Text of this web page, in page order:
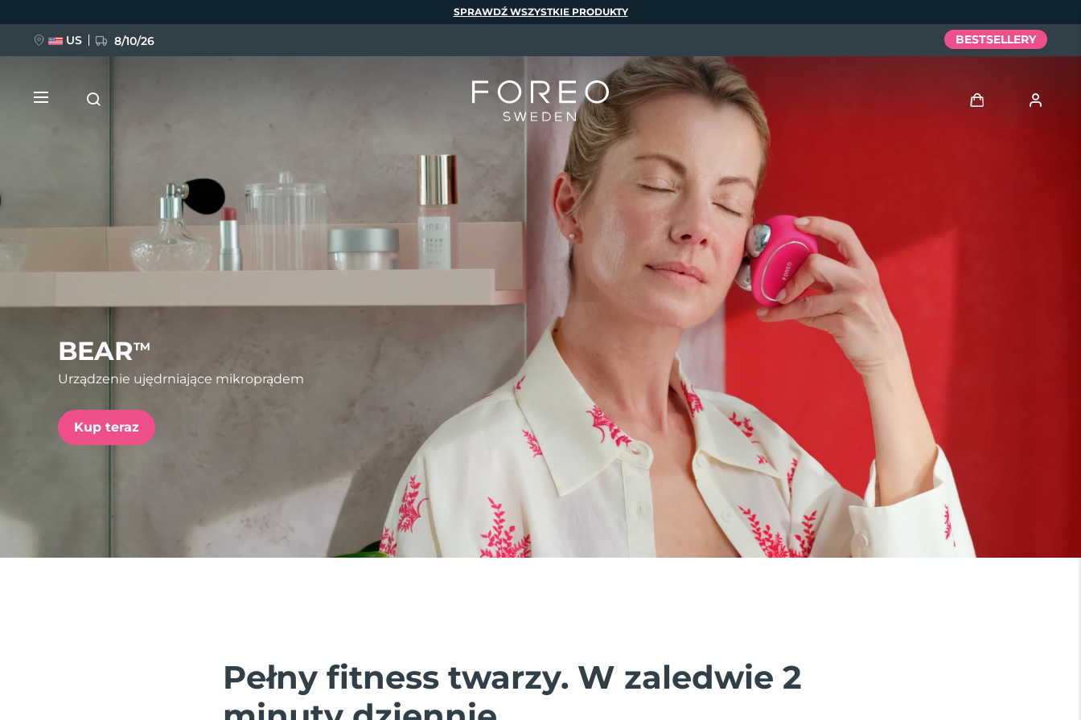
BEARTM
Urządzenie ujędrniające mikroprądem
Kup teraz
Pełny fitness twarzy. W zaledwie 2
SPRAWDŹ WSZYSTKIE PRODUKTY
US 8/10/26 BESTSELLERY
Moje urządzenia
BREAKING NEWS
issa™ Teeth Whitening Set
POPULARNY